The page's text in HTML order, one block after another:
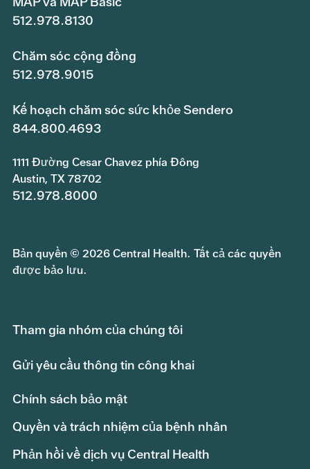
512.978.8130
Chăm sóc cộng đồng
512.978.9015
Kế hoạch chăm sóc sức khỏe Sendero
844.800.4693
1111 Đường Cesar Chavez phía Đông
Austin, TX 78702
512.978.8000
Bản quyền © 2026 Central Health. Tất cả các quyền
được bảo lưu.
Tham gia nhóm của chúng tôi
Gửi yêu cầu thông tin công khai
Chính sách bảo mật
Quyền và trách nhiệm của bệnh nhân
Phản hồi về dịch vụ Central Health